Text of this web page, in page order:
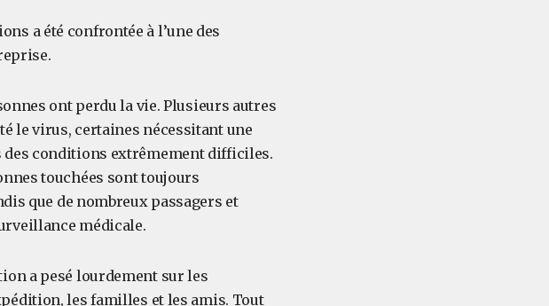
a été confrontée à l’une des
ont perdu la vie. Plusieurs autres
le virus, certaines nécessitant une
des conditions extrêmement difficiles.
touchées sont toujours
que de nombreux passagers et
médicale.
a pesé lourdement sur les
les familles et les amis. Tout